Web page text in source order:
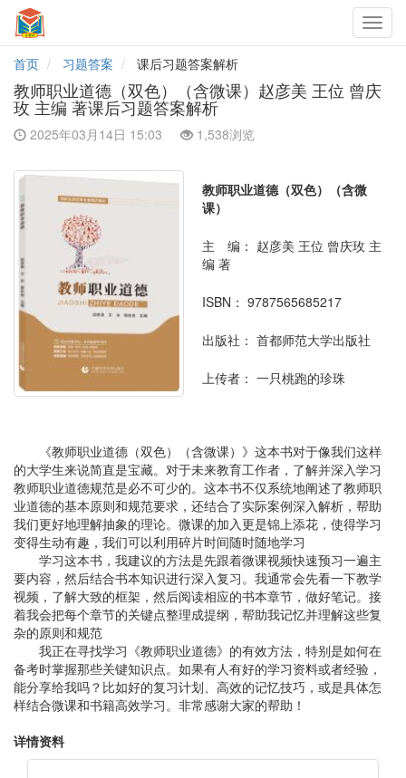
首页
习题答案 课后习题答案解析
教师职业道德（双色）（含微课）赵彦美 王位 曾庆
玫 主编 著课后习题答案解析
2025年03月14日 15:03 1,538浏览
教师职业道德（双色）（含微
课）
主 编： 赵彦美 王位 曾庆玫 主
编 著
ISBN： 9787565685217
出版社： 首都师范大学出版社
上传者： 一只桃跑的珍珠
《教师职业道德（双色）（含微课）》这本书对于像我们这样
的大学生来说简直是宝藏。对于未来教育工作者，了解并深入学习
教师职业道德规范是必不可少的。这本书不仅系统地阐述了教师职
业道德的基本原则和规范要求，还结合了实际案例深入解析，帮助
我们更好地理解抽象的理论。微课的加入更是锦上添花，使得学习
变得生动有趣，我们可以利用碎片时间随时随地学习
学习这本书，我建议的方法是先跟着微课视频快速预习一遍主
要内容，然后结合书本知识进行深入复习。我通常会先看一下教学
视频，了解大致的框架，然后阅读相应的书本章节，做好笔记。接
着我会把每个章节的关键点整理成提纲，帮助我记忆并理解这些复
杂的原则和规范
我正在寻找学习《教师职业道德》的有效方法，特别是如何在
备考时掌握那些关键知识点。如果有人有好的学习资料或者经验，
能分享给我吗？比如好的复习计划、高效的记忆技巧，或是具体怎
样结合微课和书籍高效学习。非常感谢大家的帮助！
详情资料